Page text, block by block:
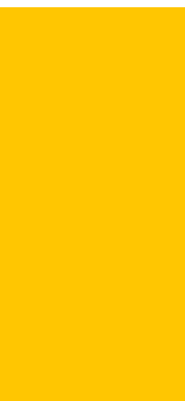
COVID-19-
steigenden
Der
Aktualisierung
Ausgabe 2022,
anhand des
Bedeutung
Dadurch lassen
Zeitschriften für
Magazine mit
Fachartikel, die